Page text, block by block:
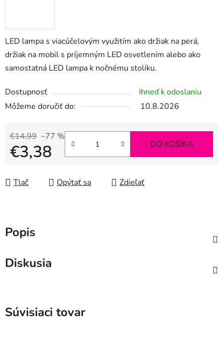
LED lampa s viacúčelovým využitím ako držiak na perá,
držiak na mobil s príjemným LED osvetlením alebo ako
samostatná LED lampa k nočnému stolíku.
Dostupnosť
Ihneď k odoslaniu
Môžeme doručiť do:
10.8.2026
€14,99 –77 %
€3,38 DO KOŠÍKA
Tlač Opýtať sa Zdieľať
Popis
Diskusia
Súvisiaci tovar